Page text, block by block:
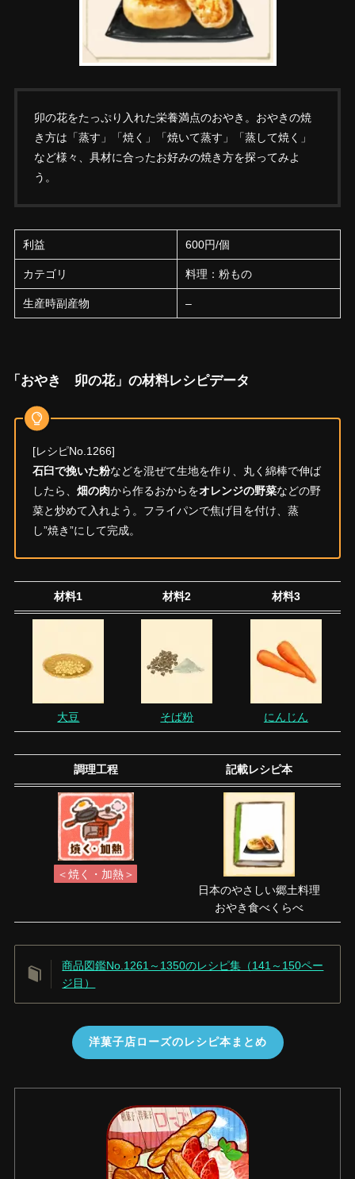
卯の花をたっぷり入れた栄養満点のおやき。おやきの焼
き方は「蒸す」「焼く」「焼いて蒸す」「蒸して焼く」
など様々、具材に合ったお好みの焼き方を探ってみよ
う。
利益 600円/個
カテゴリ 料理：粉もの
生産時副産物 –
「おやき 卯の花」の材料レシピデータ
[レシピNo.1266]
石臼で挽いた粉などを混ぜて生地を作り、丸く綿棒で伸ば
したら、 畑の肉から作るおからをオレンジの野菜などの野
菜と炒めて入れよう。フライパンで焦げ目を付け、蒸
し”焼き”にして完成。
材料1 材料2 材料3
大豆 そば粉 にんじん
調理工程 記載レシピ本
＜焼く・加熱＞
日本のやさしい郷土料理
おやき食べくらべ
商品図鑑No.1261～1350のレシピ集（141～150ペー
ジ目）
洋菓子店ローズのレシピ本まとめ